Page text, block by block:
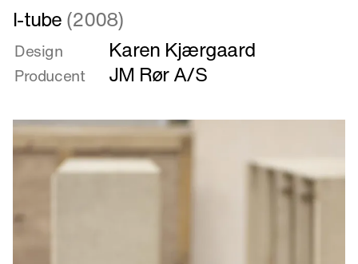
Læs
mere
om
I-
tube
I-tube(2008)
Design Karen Kjærgaard
Producent JM Rør A/S